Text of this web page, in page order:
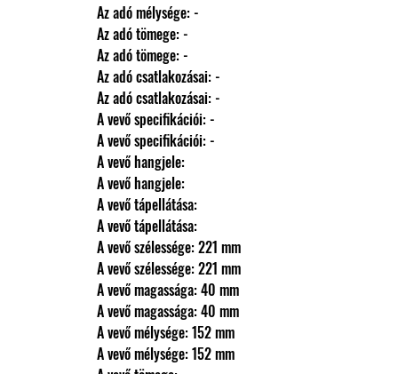
                Az adó mélysége: -
                Az adó tömege: -
                Az adó tömege: -
                Az adó csatlakozásai: -
                Az adó csatlakozásai: -
                A vevő specifikációi: -
                A vevő specifikációi: -
                A vevő hangjele:
                A vevő hangjele:
                A vevő tápellátása:
                A vevő tápellátása:
                A vevő szélessége: 221 mm
                A vevő szélessége: 221 mm
                A vevő magassága: 40 mm
                A vevő magassága: 40 mm
                A vevő mélysége: 152 mm
                A vevő mélysége: 152 mm